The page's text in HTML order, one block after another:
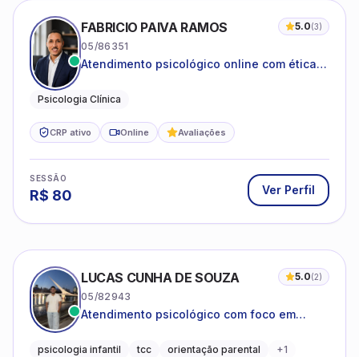
FABRICIO PAIVA RAMOS 5.0(3)
05/86351
Atendimento psicológico online com ética,
Psicologia Clínica
CRP ativo Online Avaliações
SESSÃO
R$ 80 Ver Perfil
LUCAS CUNHA DE SOUZA 5.0(2)
05/82943
Atendimento psicológico com foco em
promovendo equilíbrio emocional e
psicologia infantil tcc orientação parental +1